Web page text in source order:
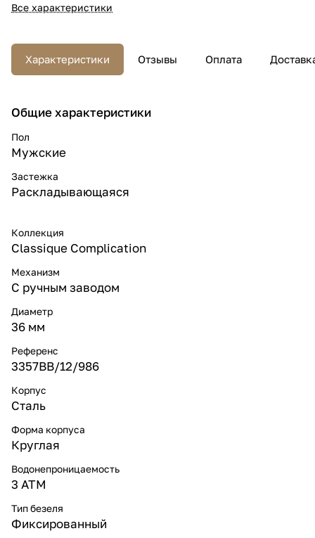
Все характеристики
Характеристики Отзывы Оплата
Общие характеристики
Пол
Мужские
Застежка
Раскладывающаяся
Коллекция
Classique Complication
Механизм
С ручным заводом
Диаметр
36 мм
Референс
3357BB/12/986
Корпус
Сталь
Форма корпуса
Круглая
Водонепроницаемость
3 ATM
Тип безеля
Фиксированный